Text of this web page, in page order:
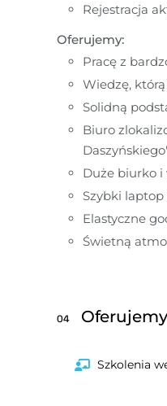
Rejestracja
Oferujemy:
Pracę z
Wiedzę,
Solidną
Biuro
Duże biurko
Szybki
Elastyczne
Świetną
04 Oferujemy
Szkolenia